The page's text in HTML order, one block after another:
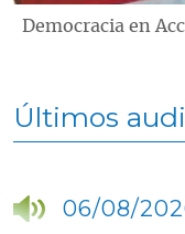
Democracia en
Últimos
06/08/